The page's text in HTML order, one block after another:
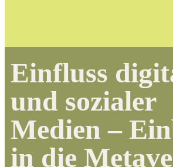
Einfluss
und sozialer
Medien –
in die